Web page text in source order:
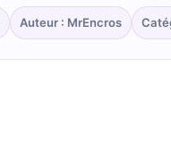
Auteur : MrEncros